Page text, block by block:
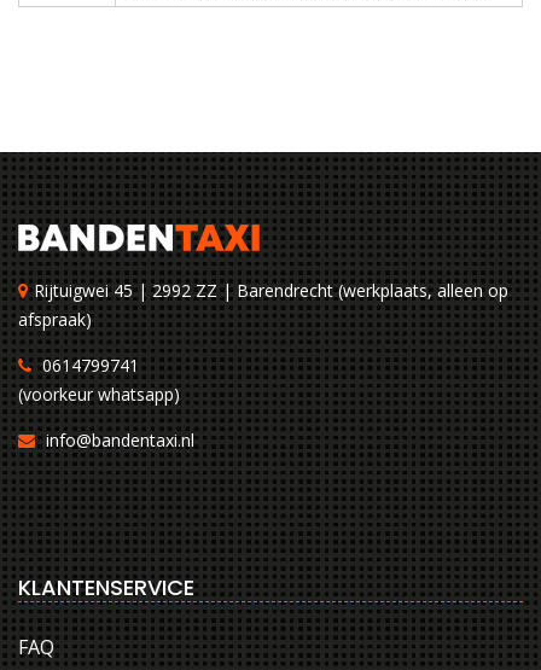
Rijtuigwei 45 | 2992 ZZ | Barendrecht (werkplaats, alleen op
afspraak)
0614799741
(voorkeur whatsapp)
info@bandentaxi.nl
KLANTENSERVICE
FAQ